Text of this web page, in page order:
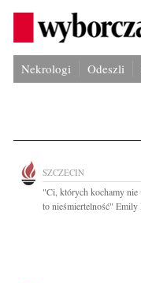
Nekrologi Odeszli
SZCZECIN
"Ci, których kochamy nie
to nieśmiertelność"